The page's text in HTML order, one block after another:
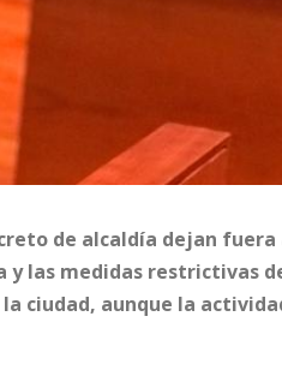
de alcaldía dejan fuera
las medidas restrictivas
ciudad, aunque la